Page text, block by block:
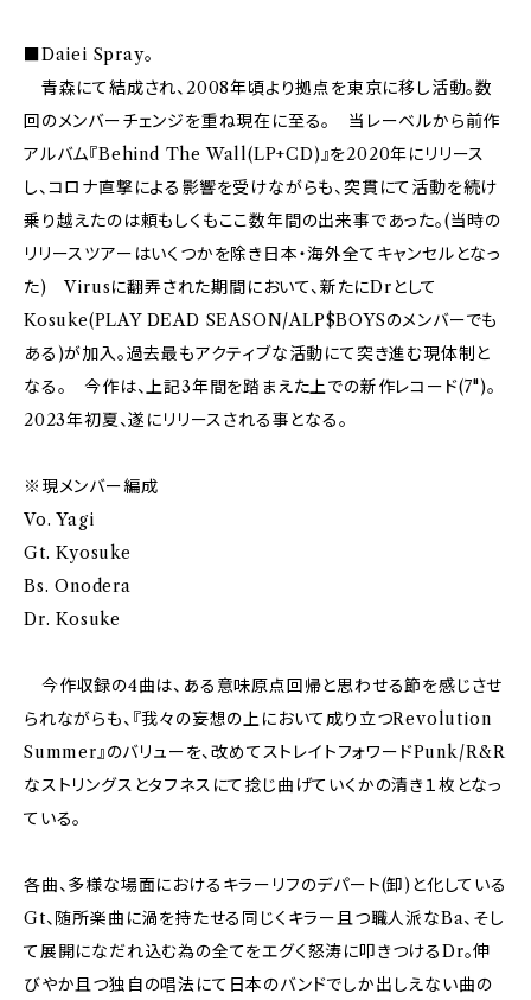
■Daiei Spray。
青森にて結成され、2008年頃より拠点を東京に移し活動。数
回のメンバーチェンジを重ね現在に至る。 当レーベルから前作
アルバム『Behind The Wall(LP+CD)』を2020年にリリース
し、コロナ直撃による影響を受けながらも、突貫にて活動を続け
乗り越えたのは頼もしくもここ数年間の出来事であった。(当時の
リリースツアーはいくつかを除き日本・海外全てキャンセルとなっ
た) Virusに翻弄された期間において、新たにDrとして
Kosuke(PLAY DEAD SEASON/ALP$BOYSのメンバーでも
ある)が加入。過去最もアクティブな活動にて突き進む現体制と
なる。 今作は、上記3年間を踏まえた上での新作レコード(7")。
2023年初夏、遂にリリースされる事となる。
※現メンバー編成
Vo. Yagi
Gt. Kyosuke
Bs. Onodera
Dr. Kosuke
今作収録の4曲は、ある意味原点回帰と思わせる節を感じさせ
られながらも、『我々の妄想の上において成り立つRevolution
Summer』のバリューを、改めてストレイトフォワードPunk/R&R
なストリングスとタフネスにて捻じ曲げていくかの清き１枚となっ
ている。
各曲、多様な場面におけるキラーリフのデパート(卸)と化している
Gt、随所楽曲に渦を持たせる同じくキラー且つ職人派なBa、そし
て展開になだれ込む為の全てをエグく怒涛に叩きつけるDr。伸
びやか且つ独自の唱法にて日本のバンドでしか出しえない曲の